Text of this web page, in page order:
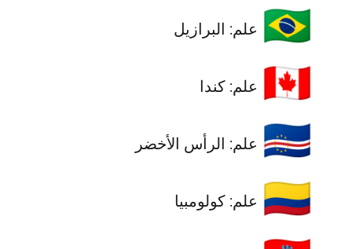
🇧🇷 علم: البرازيل
🇨🇦 علم: كندا
🇨🇻 علم: الرأس الأخضر
🇨🇴 علم: كولومبيا